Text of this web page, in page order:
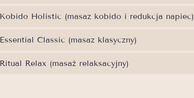
Kobido Holistic (masaz kobido i redukcja napiec)
Essential Classic (masaz klasyczny)
Ritual Relax (masaż relaksacyjny)